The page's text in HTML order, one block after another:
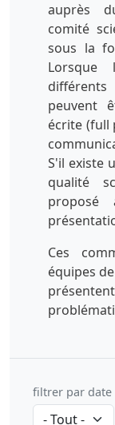
auprès
comité
sous la
Lorsque
peuvent
écrite (full
S'il existe
qualité
Ces
équipes
filtrer par date